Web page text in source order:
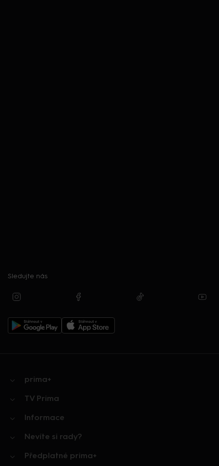
Sledujte nás
prima+
TV Prima
Informace
Nevíte si rady?
Předplatné prima+